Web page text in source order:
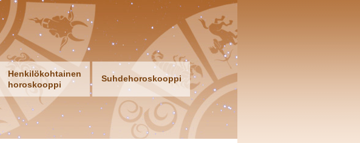
Henkilökohtainen
horoskooppi
Suhdehoroskooppi